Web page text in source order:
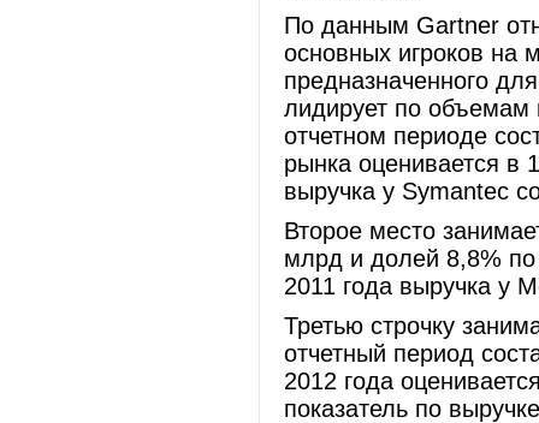
По данным Gartner
основных игроков на
предназначенного
лидирует по объемам
отчетном периоде
рынка оценивается в
выручка у Symantec
Второе место
млрд и долей 8,8% по
2011 года выручка у
Третью строчку
отчетный период
2012 года
показатель по